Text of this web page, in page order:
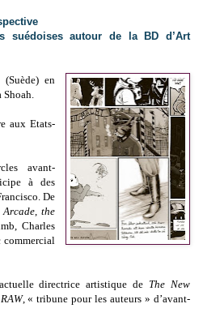
suédoises autour de la BD d’Art
en
Shoah.
aux Etats-
avant-
à des
De
Arcade, the
Charles
commercial
directrice artistique de The New
RAW, « tribune pour les auteurs » d’avant-